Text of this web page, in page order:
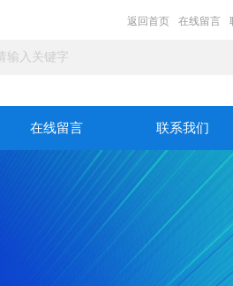
返回首页 在线留言
在线留言 联系我们